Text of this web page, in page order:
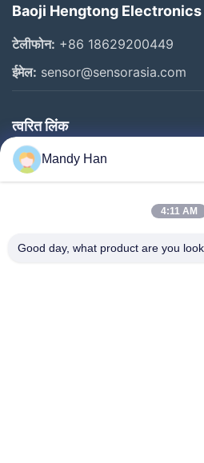
Baoji Hengtong Electronics
टेलीफोन: +86 18629200449
ईमेल: sensor@sensorasia.com
त्वरित लिंक
घर
उत्पादों
हमारे बारे में
Mandy Han
4:11 AM
Good day, what product are you